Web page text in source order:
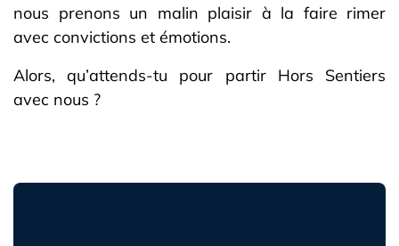
nous prenons un malin plaisir à la faire rimer
avec convictions et émotions.
Alors, qu’attends-tu pour partir Hors Sentiers
avec nous ?